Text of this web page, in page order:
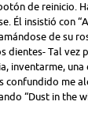
de reinicio.
Él insistió con
de su
dientes- Tal vez
inventarme, una
confundido me
“Dust in the